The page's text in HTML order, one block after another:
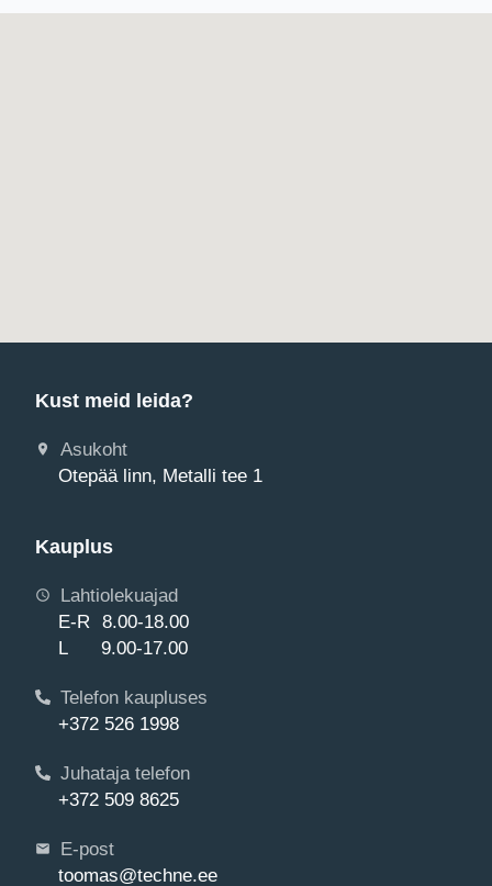
Kust meid leida?
Asukoht
Otepää linn, Metalli tee 1
Kauplus
Lahtiolekuajad
E-R 8.00-18.00
L 9.00-17.00
Telefon kaupluses
+372 526 1998
Juhataja telefon
+372 509 8625
E-post
toomas@techne.ee